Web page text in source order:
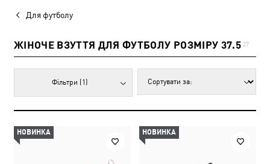
Для футболу
ЖІНОЧЕ ВЗУТТЯ ДЛЯ ФУТБОЛУ РОЗМІРУ 37.5 27
Фільтри (1)
НОВИНКА НОВИНКА